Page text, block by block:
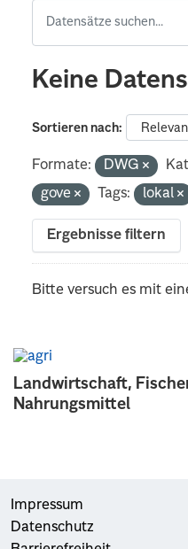
Landwirtschaft,
Nahrungsmittel
Keine
Sortieren nach
Formate: DWG
gove
Tags: lokal
Ergebnisse filtern
Bitte versuch es mit
Impressum
Datenschutz